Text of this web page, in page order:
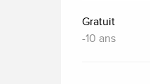
Gratuit
-10 ans